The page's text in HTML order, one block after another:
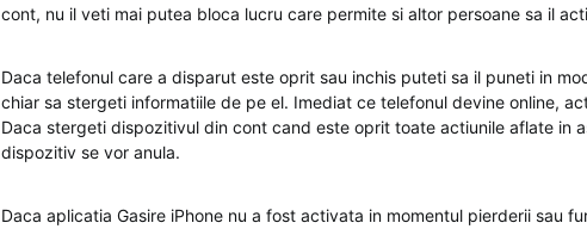
cont, nu il veti mai putea bloca lucru care permite si altor persoane sa il
Daca telefonul care a disparut este oprit sau inchis puteti sa il puneti in
chiar sa stergeti informatiile de pe el. Imediat ce telefonul devine online,
Daca stergeti dispozitivul din cont cand este oprit toate actiunile aflate in
dispozitiv se vor anula.
Daca aplicatia Gasire iPhone nu a fost activata in momentul pierderii sau